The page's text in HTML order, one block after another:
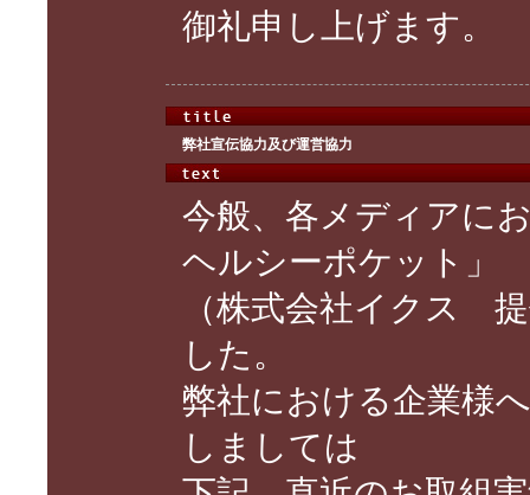
御礼申し上げます。
弊社宣伝協力及び運営協力
今般、各メディアに
ヘルシーポケット」
（株式会社イクス
した。
弊社における企業様
しましては